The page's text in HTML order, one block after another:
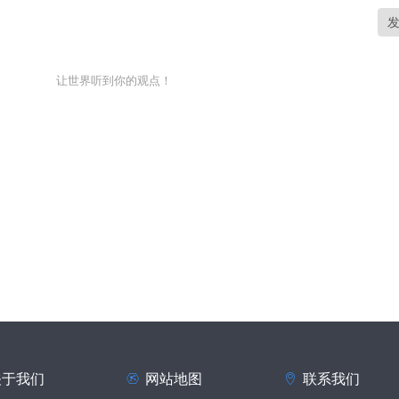
让世界听到你的观点！
我们 网站地图 联系我们